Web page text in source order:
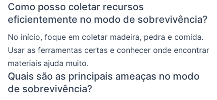
Como posso coletar recursos
eficientemente no modo de sobrevivência?
No início, foque em coletar madeira, pedra e comida.
Usar as ferramentas certas e conhecer onde encontrar
materiais ajuda muito.
Quais são as principais ameaças no modo
de sobrevivência?